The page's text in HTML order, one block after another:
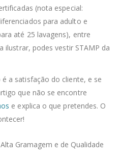
(nota especial:
para adulto e
até 25 lavagens), entre
podes vestir STAMP da
a satisfação do cliente, e se
que não se encontre
e explica o que pretendes. O
Gramagem e de Qualidade